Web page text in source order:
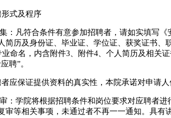
式及程序
凡符合条件有意参加招聘者，请如实填写《
简历及身份证、毕业证、学位证、获奖证书、
命名，内含附件3、附件4、个人简历及相关
聘”。
保证提供资料的真实性，本院承诺对申请人
学院将根据招聘条件和岗位要求对应聘者进
审等相关事项，未通过者不再一一通知。具有